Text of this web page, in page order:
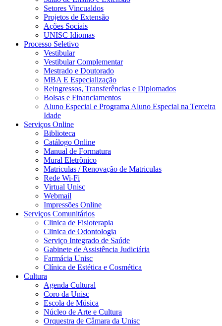
Setores Vincualdos
Projetos de Extensão
Ações Sociais
UNISC Idiomas
Processo Seletivo
Vestibular
Vestibular Complementar
Mestrado e Doutorado
MBA E Especialização
Reingressos, Transferências e Diplomados
Bolsas e Financiamentos
Aluno Especial e Programa Aluno Especial na Terceira
Idade
Serviços Online
Biblioteca
Catálogo Online
Manual de Formatura
Mural Eletrônico
Matriculas / Renovação de Matriculas
Rede Wi-Fi
Virtual Unisc
Webmail
Impressões Online
Serviços Comunitários
Clinica de Fisioterapia
Clinica de Odontologia
Serviço Integrado de Saúde
Gabinete de Assistência Judiciária
Farmácia Unisc
Clínica de Estética e Cosmética
Cultura
Agenda Cultural
Coro da Unisc
Escola de Música
Núcleo de Arte e Cultura
Orquestra de Câmara da Unisc